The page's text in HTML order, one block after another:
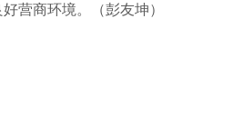
营商环境。（彭友坤）